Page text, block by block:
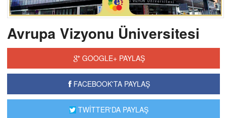
Avrupa Vizyonu Üniversitesi
GOOGLE+ PAYLAŞ
FACEBOOK'TA PAYLAŞ
TWİTTER'DA PAYLAŞ